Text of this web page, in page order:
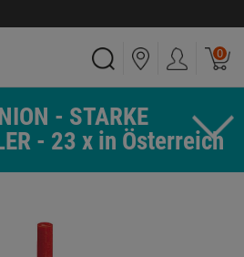
0
- STARKE
- 23 x in Österreich